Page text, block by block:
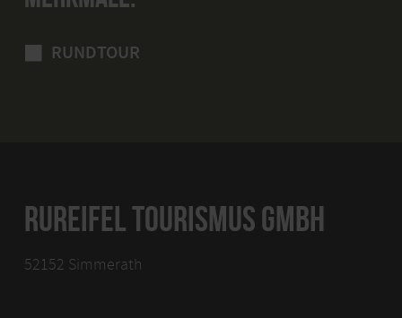
RUNDTOUR
RUREIFEL TOURISMUS GMBH
52152 Simmerath